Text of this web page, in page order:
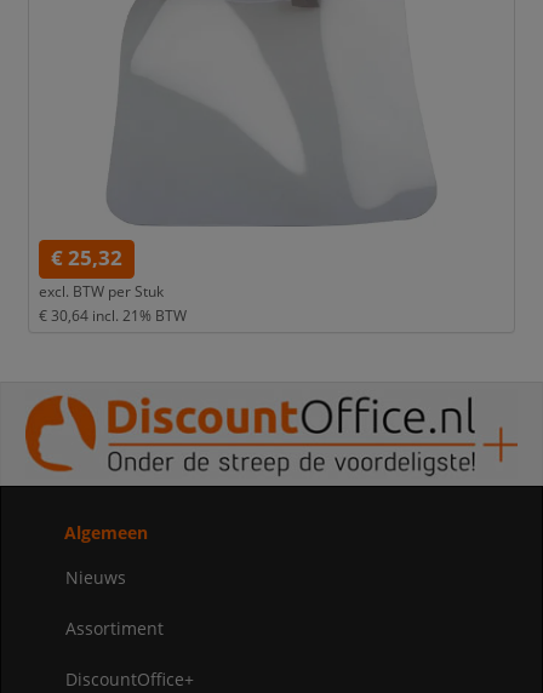
€ 25,32
excl. BTW per Stuk
€ 30,64 incl. 21% BTW
Algemeen
Nieuws
Assortiment
DiscountOffice+